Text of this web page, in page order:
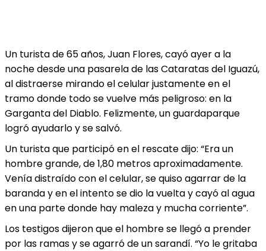
Un turista de 65 años, Juan Flores, cayó ayer a la
noche desde una pasarela de las Cataratas del Iguazú,
al distraerse mirando el celular justamente en el
tramo donde todo se vuelve más peligroso: en la
Garganta del Diablo. Felizmente, un guardaparque
logró ayudarlo y se salvó.
Un turista que participó en el rescate dijo: “Era un
hombre grande, de 1,80 metros aproximadamente.
Venía distraído con el celular, se quiso agarrar de la
baranda y en el intento se dio la vuelta y cayó al agua
en una parte donde hay maleza y mucha corriente”.
Los testigos dijeron que el hombre se llegó a prender
por las ramas y se agarró de un sarandí. “Yo le gritaba